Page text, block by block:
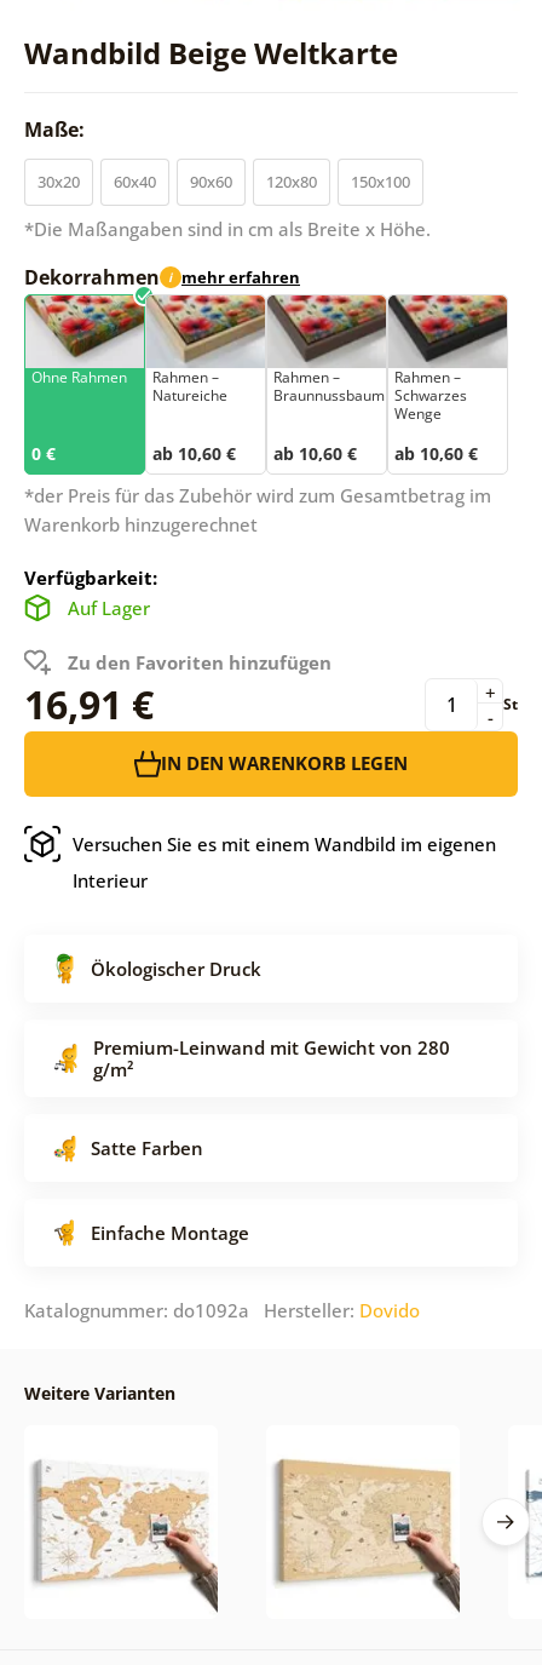
Wandbild Beige Weltkarte
Maße:
30x20 60x40 90x60 120x80 150x100
*Die Maßangaben sind in cm als Breite x Höhe.
Dekorrahmen i mehr erfahren
Ohne Rahmen
0 €
Rahmen –
Natureiche
ab 10,60 €
Rahmen –
Braunnussbaum
ab 10,60 €
Rahmen –
Schwarzes
Wenge
ab 10,60 €
*der Preis für das Zubehör wird zum Gesamtbetrag im
Warenkorb hinzugerechnet
Verfügbarkeit:
Auf Lager
Zu den Favoriten hinzufügen
16,91 € -
+ St
IN DEN WARENKORB LEGEN
Versuchen Sie es mit einem Wandbild im eigenen
Interieur
Ökologischer Druck
Premium-Leinwand mit Gewicht von 280
g/m²
Satte Farben
Einfache Montage
Katalognummer: do1092a Hersteller: Dovido
Weitere Varianten